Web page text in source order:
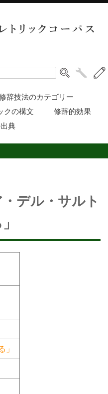
辞技法のカテゴリー
クの構文
修辞的効果
典
・デル・サルト
」